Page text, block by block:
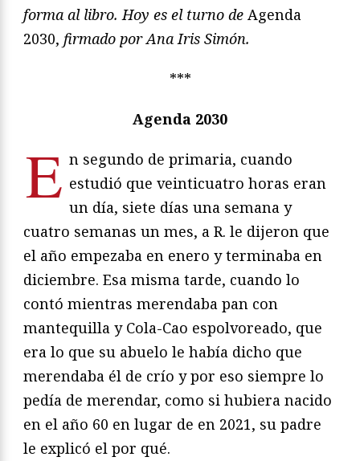
forma al libro. Hoy es el turno de Agenda
2030, firmado por Ana Iris Simón.
***
Agenda 2030
E n segundo de primaria, cuando
estudió que veinticuatro horas eran
un día, siete días una semana y
cuatro semanas un mes, a R. le dijeron que
el año empezaba en enero y terminaba en
diciembre. Esa misma tarde, cuando lo
contó mientras merendaba pan con
mantequilla y Cola-Cao espolvoreado, que
era lo que su abuelo le había dicho que
merendaba él de crío y por eso siempre lo
pedía de merendar, como si hubiera nacido
en el año 60 en lugar de en 2021, su padre
le explicó el por qué.